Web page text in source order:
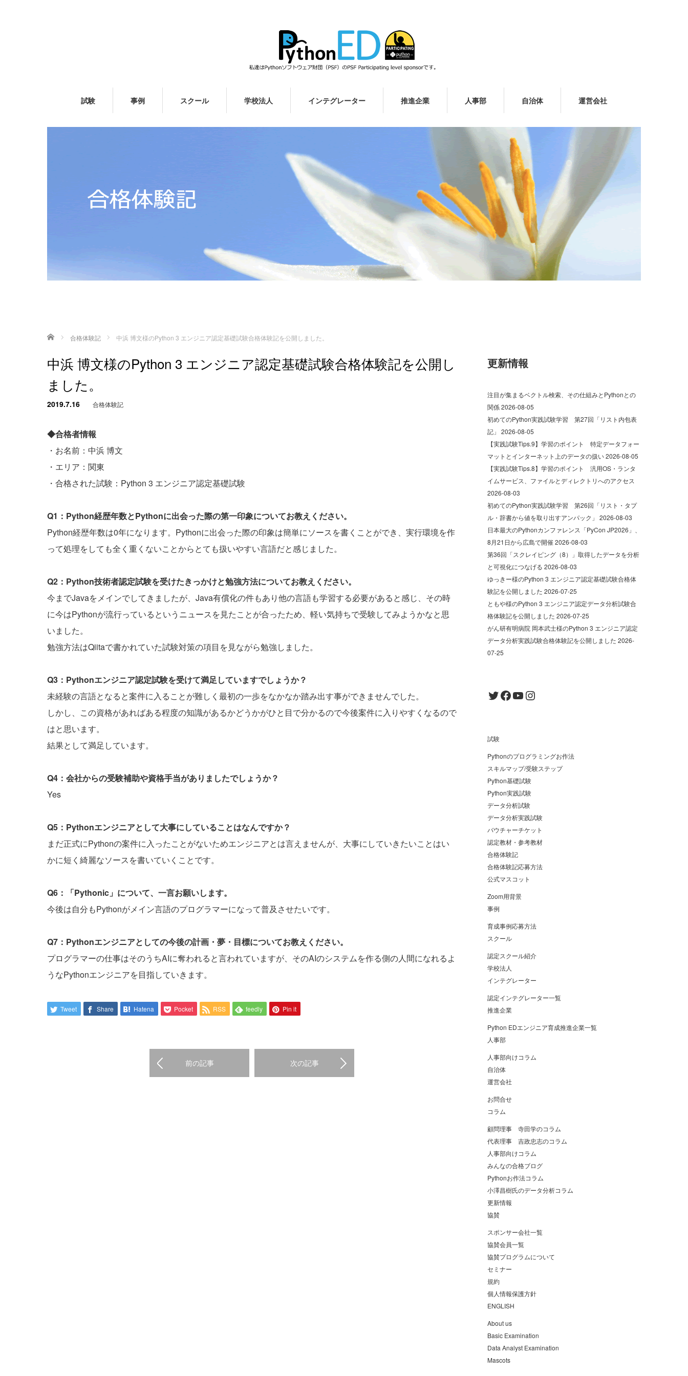
試験 事例 スクール 学校法人 インテグレーター 推進企業 人事部 自治体 運営会社
ホーム 合格体験記 中浜 博文様のPython 3 エンジニア認定基礎試験合格体験記を公開しました。
中浜 博文様のPython 3 エンジニア認定基礎試験合格体験記を公開し
ました。
2019.7.16 合格体験記
◆合格者情報
・お名前：中浜 博文
・エリア：関東
・合格された試験：Python 3 エンジニア認定基礎試験
Q1：Python経歴年数とPythonに出会った際の第一印象についてお教えください。
Python経歴年数は0年になります。Pythonに出会った際の印象は簡単にソースを書くことができ、実行環境を作
って処理をしても全く重くないことからとても扱いやすい言語だと感じました。
Q2：Python技術者認定試験を受けたきっかけと勉強方法についてお教えください。
今までJavaをメインでしてきましたが、Java有償化の件もあり他の言語も学習する必要があると感じ、その時
に今はPythonが流行っているというニュースを見たことが合ったため、軽い気持ちで受験してみようかなと思
いました。
勉強方法はQiitaで書かれていた試験対策の項目を見ながら勉強しました。
Q3：Pythonエンジニア認定試験を受けて満足していますでしょうか？
未経験の言語となると案件に入ることが難しく最初の一歩をなかなか踏み出す事ができませんでした。
しかし、この資格があればある程度の知識があるかどうかがひと目で分かるので今後案件に入りやすくなるので
はと思います。
結果として満足しています。
Q4：会社からの受験補助や資格手当がありましたでしょうか？
Yes
Q5：Pythonエンジニアとして大事にしていることはなんですか？
まだ正式にPythonの案件に入ったことがないためエンジニアとは言えませんが、大事にしていきたいことはい
かに短く綺麗なソースを書いていくことです。
Q6：「Pythonic」について、一言お願いします。
今後は自分もPythonがメイン言語のプログラマーになって普及させたいです。
Q7：Pythonエンジニアとしての今後の計画・夢・目標についてお教えください。
プログラマーの仕事はそのうちAIに奪われると言われていますが、そのAIのシステムを作る側の人間になれるよ
うなPythonエンジニアを目指していきます。
Tweet Share Hatena Pocket RSS feedly Pin it
前の記事 次の記事
更新情報
注目が集まるベクトル検索、その仕組みとPythonとの
関係2026-08-05
初めてのPython実践試験学習 第27回「リスト内包表
記」 2026-08-05
【実践試験Tips.9】学習のポイント 特定データフォー
マットとインターネット上のデータの扱い2026-08-05
【実践試験Tips.8】学習のポイント 汎用OS・ランタ
イムサービス、ファイルとディレクトリへのアクセス
2026-08-03
初めてのPython実践試験学習 第26回「リスト・タプ
ル・辞書から値を取り出すアンパック」 2026-08-03
日本最大のPythonカンファレンス「PyCon JP2026」、
8月21日から広島で開催2026-08-03
第36回「スクレイピング（8）」取得したデータを分析
と可視化につなげる 2026-08-03
ゆっきー様のPython 3 エンジニア認定基礎試験合格体
験記を公開しました 2026-07-25
ともや様のPython 3 エンジニア認定データ分析試験合
格体験記を公開しました 2026-07-25
がん研有明病院 岡本武士様のPython 3 エンジニア認定
データ分析実践試験合格体験記を公開しました 2026-
07-25
Twitter
Facebook
YouTube
Instagram
試験
Pythonのプログラミングお作法
スキルマップ/受験ステップ
Python基礎試験
Python実践試験
データ分析試験
データ分析実践試験
バウチャーチケット
認定教材・参考教材
合格体験記
合格体験記応募方法
公式マスコット
Zoom用背景
事例
育成事例応募方法
スクール
認定スクール紹介
学校法人
インテグレーター
認定インテグレーター一覧
推進企業
Python EDエンジニア育成推進企業一覧
人事部
人事部向けコラム
自治体
運営会社
お問合せ
コラム
顧問理事 寺田学のコラム
代表理事 吉政忠志のコラム
人事部向けコラム
みんなの合格ブログ
Pythonお作法コラム
小澤昌樹氏のデータ分析コラム
更新情報
協賛
スポンサー会社一覧
協賛会員一覧
協賛プログラムについて
セミナー
規約
個人情報保護方針
ENGLISH
About us
Basic Examination
Data Analyst Examination
Mascots